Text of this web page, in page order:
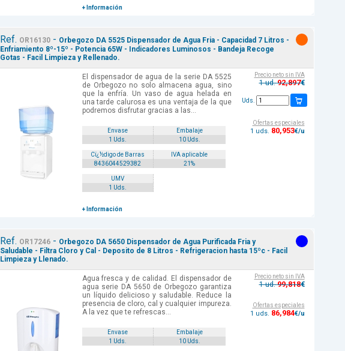
+ Información
Ref. OR16130- Orbegozo DA 5525 Dispensador de Agua Fria - Capacidad 7 Litros -
Enfriamiento 8º-15º - Potencia 65W - Indicadores Luminosos - Bandeja Recoge
Gotas - Facil Limpieza y Rellenado.
El dispensador de agua de la serie DA 5525
de Orbegozo no solo almacena agua, sino
que la enfría. Un vaso de agua helada en
una tarde calurosa es una ventaja de la que
podremos disfrutar gracias a las...
Envase
Embalaje
1 Uds.
10 Uds.
Cï¿½digo de Barras
IVA aplicable
8436044529382
21%
UMV
1 Uds.
+ Información
Precio neto sin IVA
1 ud.92,897€
Uds.
Ofertas especiales
1 uds. 80,953€/u
Ref. OR17246- Orbegozo DA 5650 Dispensador de Agua Purificada Fria y
Saludable - Filtra Cloro y Cal - Deposito de 8 Litros - Refrigeracion hasta 15ºc - Facil
Limpieza y Llenado.
Agua fresca y de calidad. El dispensador de
agua serie DA 5650 de Orbegozo garantiza
un líquido delicioso y saludable. Reduce la
presencia de cloro, cal y cualquier impureza.
A la vez que te refrescas...
Envase
Embalaje
1 Uds.
10 Uds.
Precio neto sin IVA
1 ud.99,818€
Ofertas especiales
1 uds. 86,984€/u